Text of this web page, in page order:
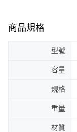
商品規格
型號
容量
規格
重量
材質